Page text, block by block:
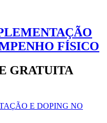
FÍSICO
GRATUITA